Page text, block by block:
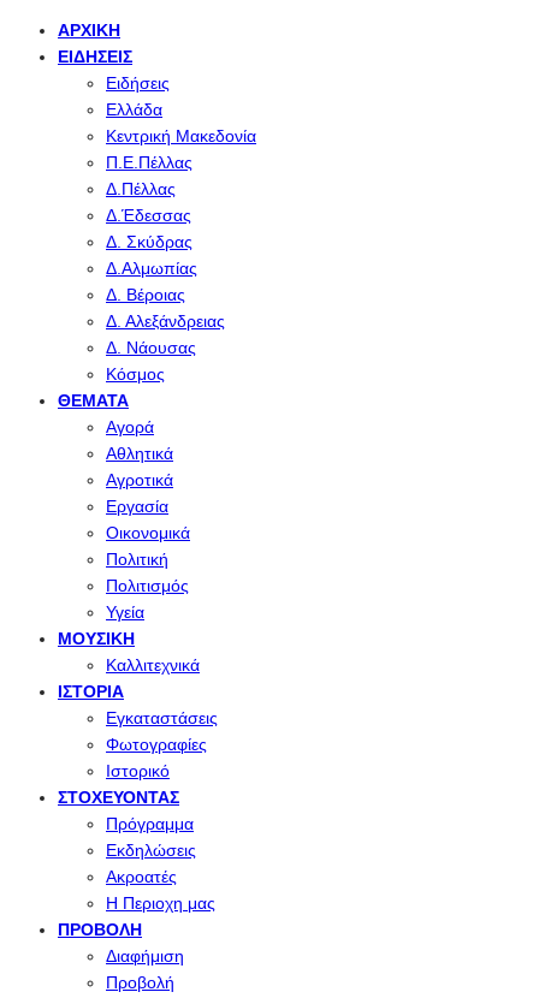
ΑΡΧΙΚΉ
ΕΙΔΉΣΕΙΣ
Ειδήσεις
Ελλάδα
Κεντρική Μακεδονία
Π.Ε.Πέλλας
Δ.Πέλλας
Δ.Έδεσσας
Δ. Σκύδρας
Δ.Αλμωπίας
Δ. Βέροιας
Δ. Αλεξάνδρειας
Δ. Νάουσας
Κόσμος
ΘΈΜΑΤΑ
Αγορά
Αθλητικά
Αγροτικά
Εργασία
Οικονομικά
Πολιτική
Πολιτισμός
Υγεία
ΜΟΥΣΙΚΉ
Καλλιτεχνικά
ΙΣΤΟΡΊΑ
Εγκαταστάσεις
Φωτογραφίες
Ιστορικό
ΣΤΟΧΕΎΟΝΤΑΣ
Πρόγραμμα
Εκδηλώσεις
Ακροατές
Η Περιοχη μας
ΠΡΟΒΟΛΉ
Διαφήμιση
Προβολή